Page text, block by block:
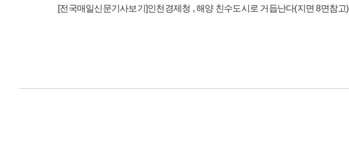
[전국매일신문기사보기]인천경제청 , 해양 친수도시로 거듭난다(지면 8면참고)